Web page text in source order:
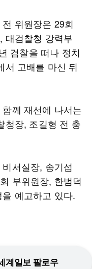
위원장은 29회
대검찰청 강력부
검찰을 떠나 정치
서 고배를 마신 뒤
께 재선에 나서는
청장, 조길형 전 충
서실장, 송기섭
부위원장, 한범덕
예고하고 있다.
계일보 팔로우